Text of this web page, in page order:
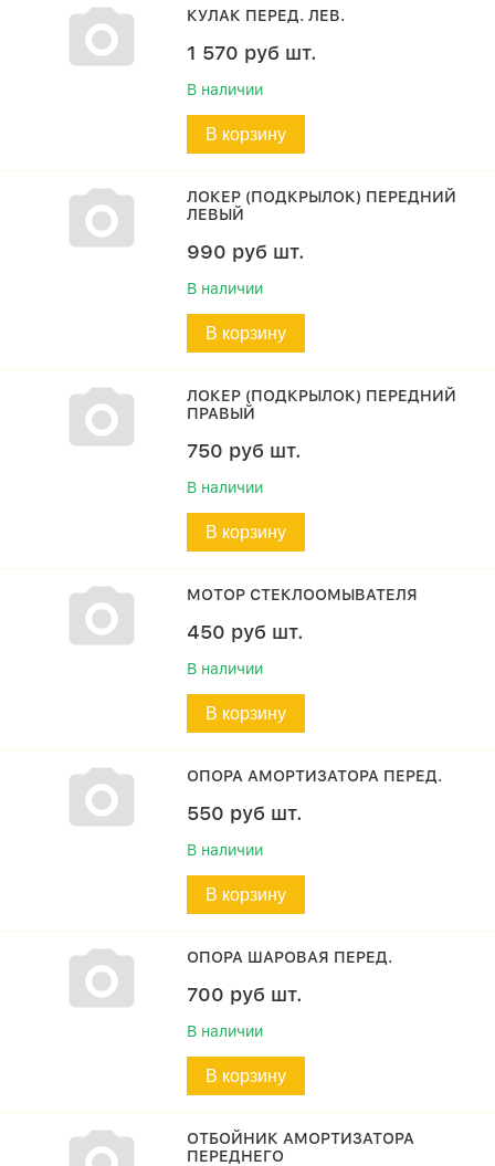
КУЛАК ПЕРЕД. ЛЕВ.
1 570 руб шт.
В наличии
В корзину
ЛОКЕР (ПОДКРЫЛОК) ПЕРЕДНИЙ
ЛЕВЫЙ
990 руб шт.
В наличии
В корзину
ЛОКЕР (ПОДКРЫЛОК) ПЕРЕДНИЙ
ПРАВЫЙ
750 руб шт.
В наличии
В корзину
МОТОР СТЕКЛООМЫВАТЕЛЯ
450 руб шт.
В наличии
В корзину
ОПОРА АМОРТИЗАТОРА ПЕРЕД.
550 руб шт.
В наличии
В корзину
ОПОРА ШАРОВАЯ ПЕРЕД.
700 руб шт.
В наличии
В корзину
ОТБОЙНИК АМОРТИЗАТОРА
ПЕРЕДНЕГО